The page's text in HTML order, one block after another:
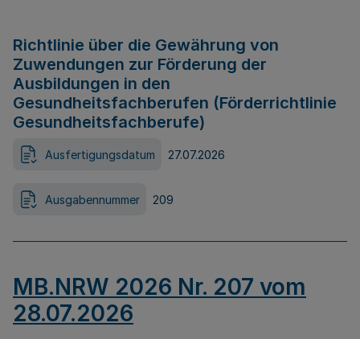
Richtlinie über die Gewährung von
Zuwendungen zur Förderung der
Ausbildungen in den
Gesundheitsfachberufen (Förderrichtlinie
Gesundheitsfachberufe)
Ausfertigungsdatum 27.07.2026
Ausgabennummer 209
MB.NRW 2026 Nr. 207 vom
28.07.2026